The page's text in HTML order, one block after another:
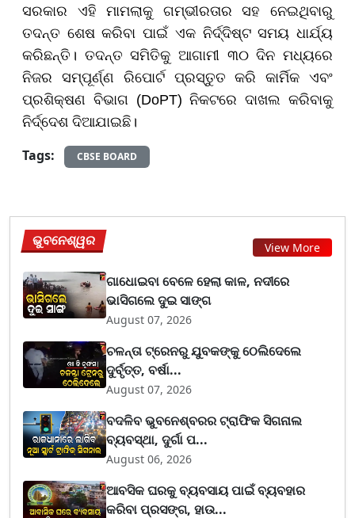
ସରକାର ଏହି ମାମଲାକୁ ଗମ୍ଭୀରତାର ସହ ନେଇଥିବାରୁ
ତଦନ୍ତ ଶେଷ କରିବା ପାଇଁ ଏକ ନିର୍ଦ୍ଦିଷ୍ଟ ସମୟ ଧାର୍ଯ୍ୟ
କରିଛନ୍ତି। ତଦନ୍ତ ସମିତିକୁ ଆଗାମୀ ୩୦ ଦିନ ମଧ୍ୟରେ
ନିଜର ସମ୍ପୂର୍ଣ୍ଣ ରିପୋର୍ଟ ପ୍ରସ୍ତୁତ କରି କାର୍ମିକ ଏବଂ
ପ୍ରଶିକ୍ଷଣ ବିଭାଗ (DoPT) ନିକଟରେ ଦାଖଲ କରିବାକୁ
ନିର୍ଦ୍ଦେଶ ଦିଆଯାଇଛି।
Tags: CBSE BOARD
ଭୁବନେଶ୍ୱର View More
ଗାଧୋଇବା ବେଳେ ହେଲା କାଳ, ନଦୀରେ
ଭାସିଗଲେ ଦୁଇ ସାଙ୍ଗ
August 07, 2026
ଚଳନ୍ତା ଟ୍ରେନରୁ ଯୁବକଙ୍କୁ ଠେଲିଦେଲେ
ଦୁର୍ବୃତ୍ତ, ବର୍ଷା...
August 07, 2026
ବଦଳିବ ଭୁବନେଶ୍ବରର ଟ୍ରାଫିକ ସିଗନାଲ
ବ୍ୟବସ୍ଥା, ଦୁର୍ଗା ପ...
August 06, 2026
ଆବସିକ ଘରକୁ ବ୍ୟବସାୟ ପାଇଁ ବ୍ୟବହାର
କରିବା ପ୍ରସଙ୍ଗ, ହାଉ...